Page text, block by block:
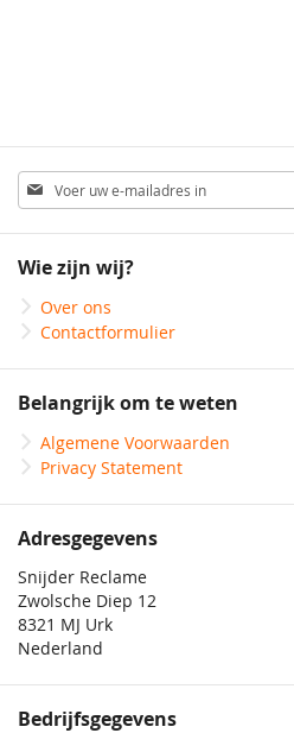
Abonneer
u
op
nieuwsbrief
Wie zijn wij?
Over ons
Contactformulier
Belangrijk om te weten
Algemene Voorwaarden
Privacy Statement
Adresgegevens
Snijder Reclame
Zwolsche Diep 12
8321 MJ Urk
Nederland
Bedrijfsgegevens